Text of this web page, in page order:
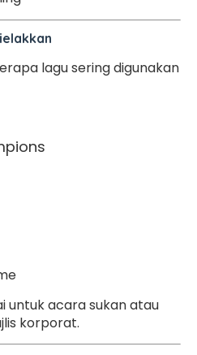
lagu sering digunakan
untuk acara sukan atau
korporat.